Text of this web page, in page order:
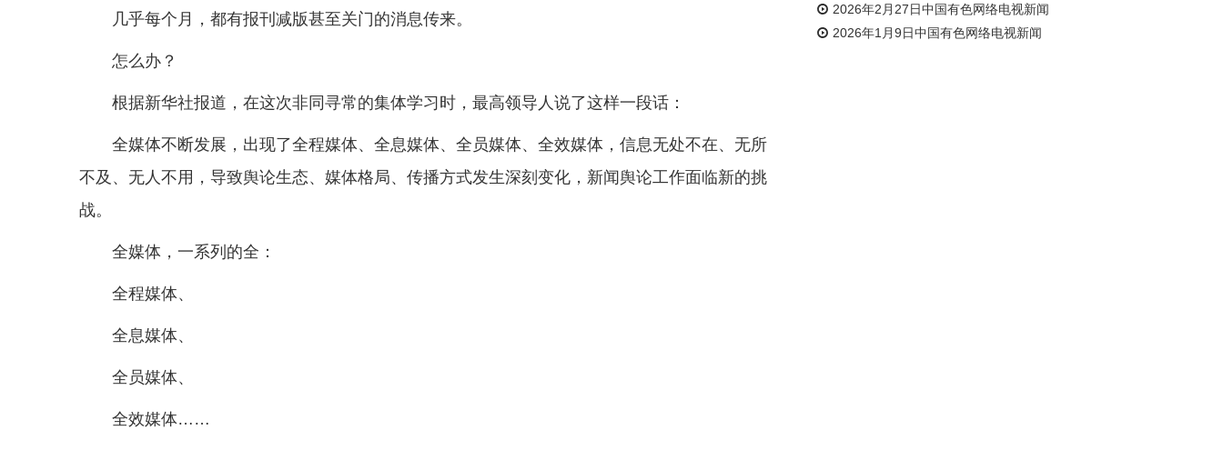
几乎每个月，都有报刊减版甚至关门的消息传来。
怎么办？
根据新华社报道，在这次非同寻常的集体学习时，最高领导人说了这样一段话：
全媒体不断发展，出现了全程媒体、全息媒体、全员媒体、全效媒体，信息无处不在、无所
不及、无人不用，导致舆论生态、媒体格局、传播方式发生深刻变化，新闻舆论工作面临新的挑
战。
全媒体，一系列的全：
全程媒体、
全息媒体、
全员媒体、
全效媒体……
2026年2月27日中国有色网络电视新闻
2026年1月9日中国有色网络电视新闻